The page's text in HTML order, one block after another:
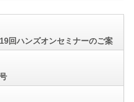
回ハンズオンセミナーのご案